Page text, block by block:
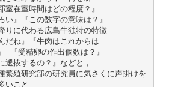
室在室時間はどの程度？』
い』『この数字の意味は？』
りに代わる広島牛独特の特徴
だね』『牛肉はこれからは
『受精卵の作出個数は？』
選抜するの？』などと，
繁殖研究部の研究員に気さくに声掛けを
いこと